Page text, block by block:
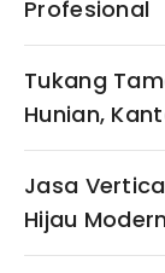
Profesional
Tukang
Hunian,
Jasa
Hijau